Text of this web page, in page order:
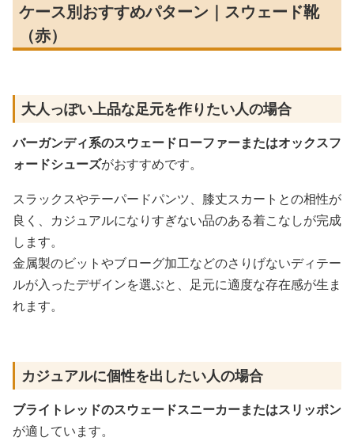
ケース別おすすめパターン｜スウェード靴
（赤）
大人っぽい上品な足元を作りたい人の場合
バーガンディ系のスウェードローファーまたはオックスフ
ォードシューズがおすすめです。
スラックスやテーパードパンツ、膝丈スカートとの相性が
良く、カジュアルになりすぎない品のある着こなしが完成
します。
金属製のビットやブローグ加工などのさりげないディテー
ルが入ったデザインを選ぶと、足元に適度な存在感が生ま
れます。
カジュアルに個性を出したい人の場合
ブライトレッドのスウェードスニーカーまたはスリッポン
が適しています。